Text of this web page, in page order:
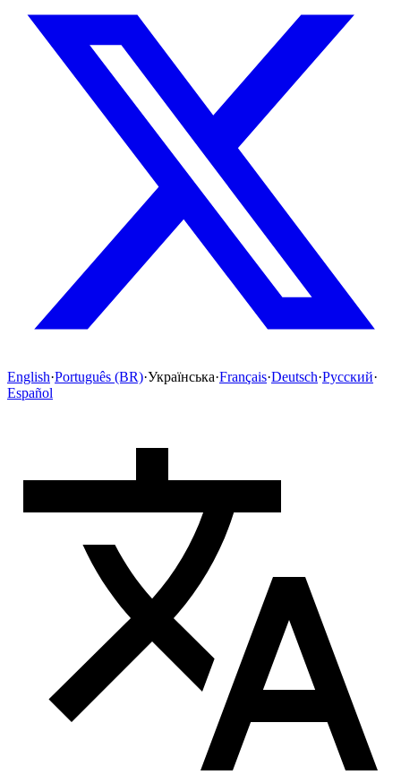
English·Português (BR)·Українська·Français·Deutsch·Русский·
Español